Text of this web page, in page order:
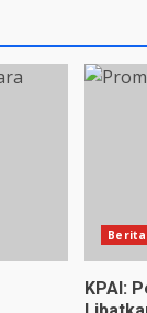
Berita
KPAI: